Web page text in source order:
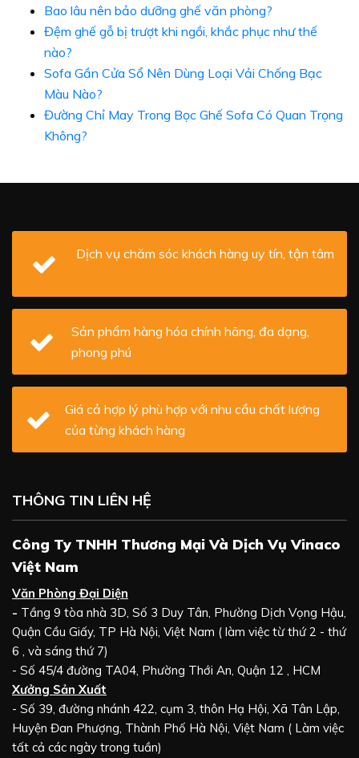
Bao lâu nên bảo dưỡng ghế văn phòng?
Đệm ghế gỗ bị trượt khi ngồi, khắc phục như thế
nào?
Sofa Gần Cửa Sổ Nên Dùng Loại Vải Chống Bạc
Màu Nào?
Đường Chỉ May Trong Bọc Ghế Sofa Có Quan Trọng
Không?
Dịch vụ chăm sóc khách hàng uy tín, tận tâm
Sản phẩm hàng hóa chính hãng, đa dạng,
phong phú
Giá cả hợp lý phù hợp với nhu cầu chất lượng
của từng khách hàng
THÔNG TIN LIÊN HỆ
Công Ty TNHH Thương Mại Và Dịch Vụ Vinaco
Việt Nam
Văn Phòng Đại Diện
- Tầng 9 tòa nhà 3D, Số 3 Duy Tân, Phường Dịch Vọng Hậu,
Quận Cầu Giấy, TP Hà Nội, Việt Nam ( làm việc từ thứ 2 - thứ
6 , và sáng thứ 7)
- Số 45/4 đường TA04, Phường Thới An, Quận 12 , HCM
Xưởng Sản Xuất
- Số 39, đường nhánh 422, cụm 3, thôn Hạ Hội, Xã Tân Lập,
Huyện Đan Phượng, Thành Phố Hà Nội, Việt Nam ( Làm việc
tất cả các ngày trong tuần)